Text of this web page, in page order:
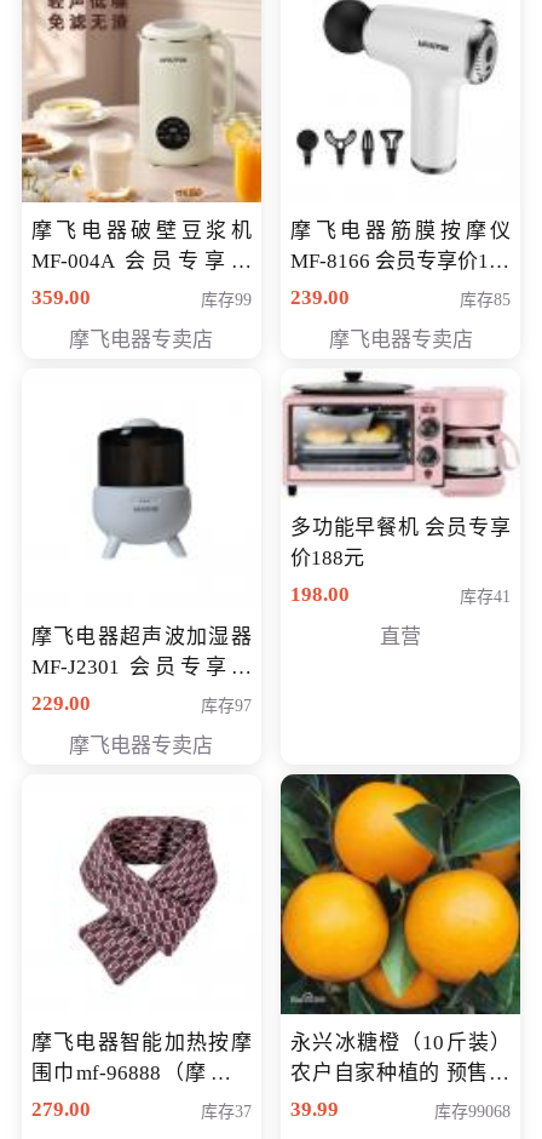
摩飞电器破壁豆浆机
MF-004A 会员专享价
168元
359.00 库存99
摩飞电器专卖店
摩飞电器筋膜按摩仪
MF-8166 会员专享价168
元
239.00 库存85
摩飞电器专卖店
摩飞电器超声波加湿器
MF-J2301 会员专享价
168元
229.00 库存97
摩飞电器专卖店
多功能早餐机 会员专享
价188元
198.00
库存41
直营
摩飞电器智能加热按摩
围巾mf-96888（摩飞电
器智能加热按摩围脖mf-
279.00 库存37
永兴冰糖橙（10斤装）
农户自家种植的 预售10
万斤 会员包邮专享价
39.99 库存99068